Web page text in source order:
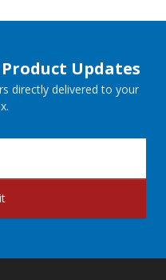
Updates
directly delivered to your